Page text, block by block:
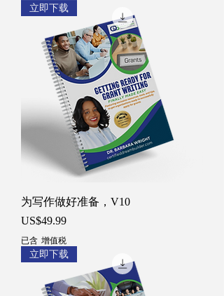
立即下载
为写作做好准备，V10
價格
US$49.99
已含 增值税
立即下载